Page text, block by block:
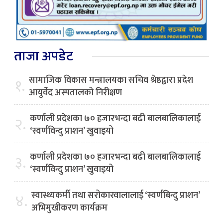
ताजा अपडेट
१. सामाजिक विकास मन्त्रालयका सचिव श्रेष्ठद्वारा प्रदेश
आयुर्वेद अस्पतालको निरीक्षण
२. कर्णाली प्रदेशका ७० हजारभन्दा बढी बालबालिकालाई
‘स्वर्णविन्दु प्राशन’ खुवाइयो
३. कर्णाली प्रदेशका ७० हजारभन्दा बढी बालबालिकालाई
‘स्वर्णविन्दु प्राशन’ खुवाइयो
४. स्वास्थ्यकर्मी तथा सरोकारवालालाई ‘स्वर्णबिन्दु प्राशन’
अभिमुखीकरण कार्यक्रम